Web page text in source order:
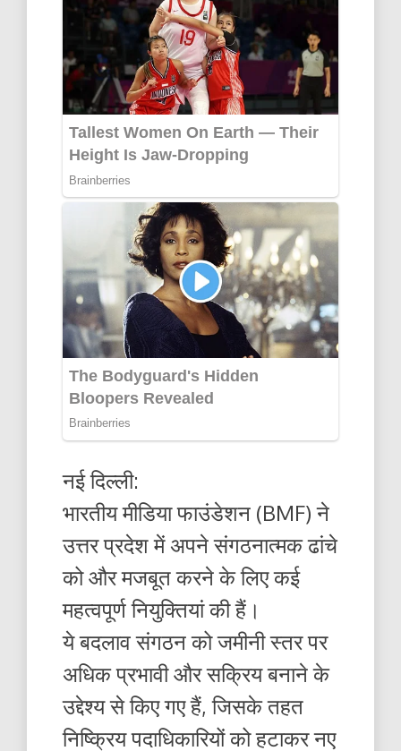
नई दिल्ली:
भारतीय मीडिया फाउंडेशन (BMF) ने
उत्तर प्रदेश में अपने संगठनात्मक ढांचे
को और मजबूत करने के लिए कई
महत्वपूर्ण नियुक्तियां की हैं।
ये बदलाव संगठन को जमीनी स्तर पर
अधिक प्रभावी और सक्रिय बनाने के
उद्देश्य से किए गए हैं, जिसके तहत
निष्क्रिय पदाधिकारियों को हटाकर नए